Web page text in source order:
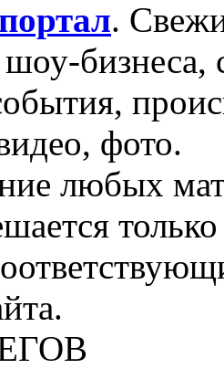
.
бизнеса,
фото.
любых